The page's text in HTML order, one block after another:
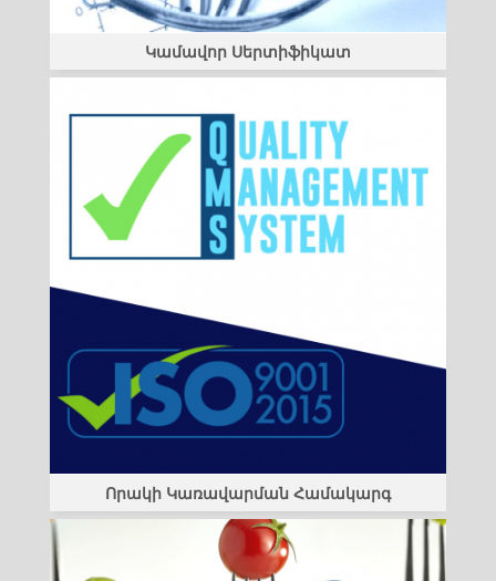
Կամավոր Սերտիֆիկատ
Որակի Կառավարման Համակարգ